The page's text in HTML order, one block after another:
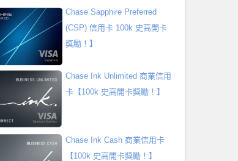
Chase Sapphire Preferred
(CSP) 信用卡 100k 史高開卡
獎勵！】
Chase Ink Unlimited 商業信用
卡【100k 史高開卡獎勵！】
Chase Ink Cash 商業信用卡
【100k 史高開卡獎勵！】